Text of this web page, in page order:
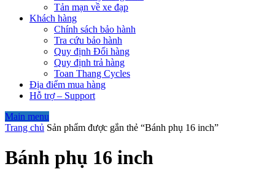
Tản mạn về xe đạp
Khách hàng
Chính sách bảo hành
Tra cứu bảo hành
Quy định Đổi hàng
Quy định trả hàng
Toan Thang Cycles
Địa điểm mua hàng
Hỗ trợ – Support
Main menu
Trang chủ Sản phẩm được gắn thẻ “Bánh phụ 16 inch”
Bánh phụ 16 inch